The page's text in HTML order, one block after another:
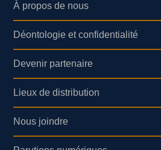
À propos de nous
Déontologie et confidentialité
Devenir partenaire
Lieux de distribution
Nous joindre